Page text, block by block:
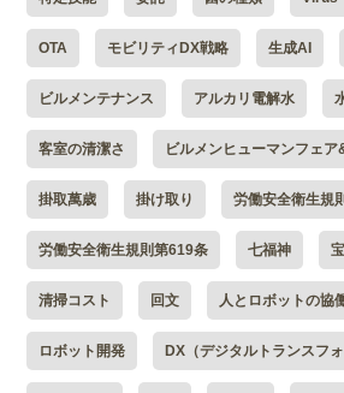
OTA モビリティDX戦略 生成AI
ビルメンテナンス アルカリ電解水
客室の清潔さ ビルメンヒューマンフェ
掛取萬歳 掛け取り 労働安全衛生規則
労働安全衛生規則第619条 七福神
清掃コスト 回文 人とロボットの協
ロボット開発 DX（デジタルトランスフォ